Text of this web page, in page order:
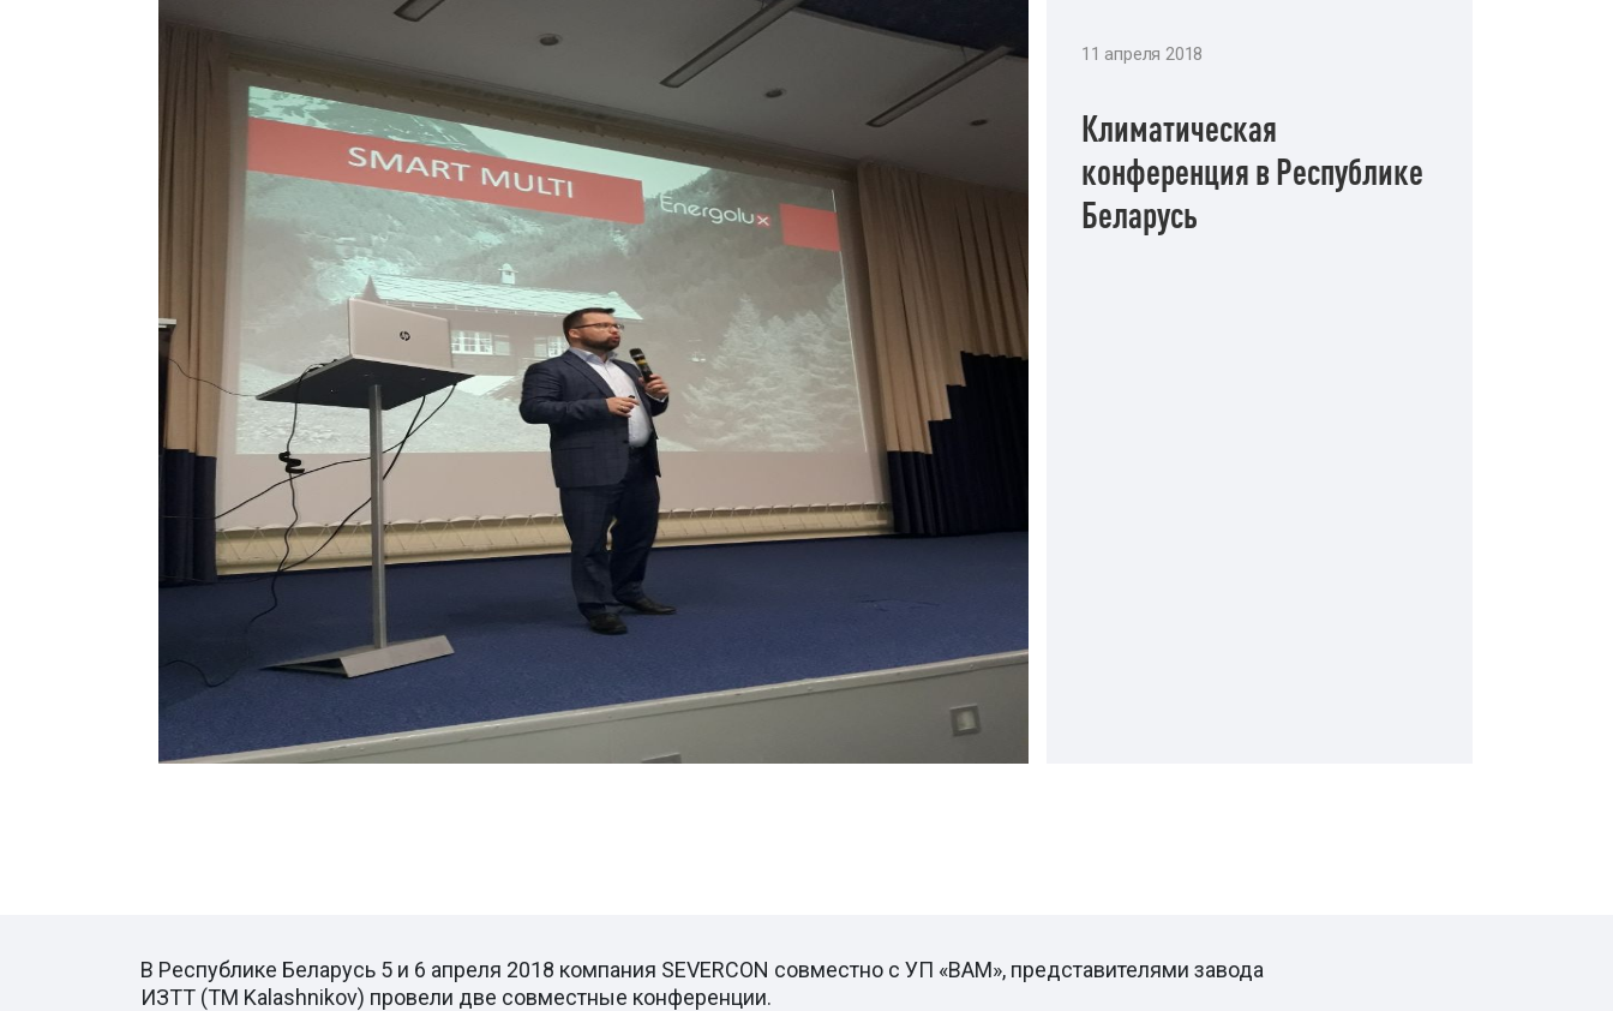
Страхование Energolux
11 апреля 2018
Климатическая
конференция в Республике
Беларусь
В Республике Беларусь 5 и 6 апреля 2018 компания SEVERCON совместно с УП «ВАМ», представителями завода
ИЗТТ (ТМ Kalashnikov) провели две совместные конференции.